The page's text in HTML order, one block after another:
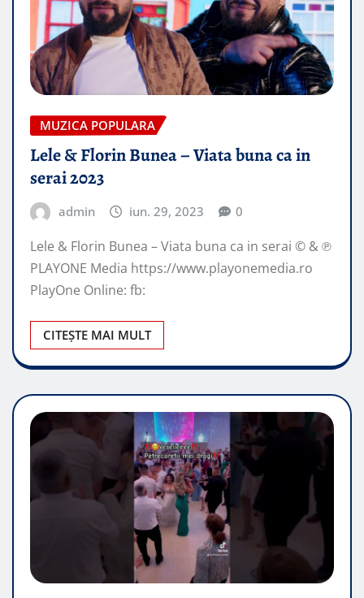
MUZICA POPULARA
Lele & Florin Bunea – Viata buna ca in
serai 2023
admin iun. 29, 2023 0
Lele & Florin Bunea – Viata buna ca in serai © & ℗
PLAYONE Media https://www.playonemedia.ro
PlayOne Online: fb:
CITEȘTE MAI MULT